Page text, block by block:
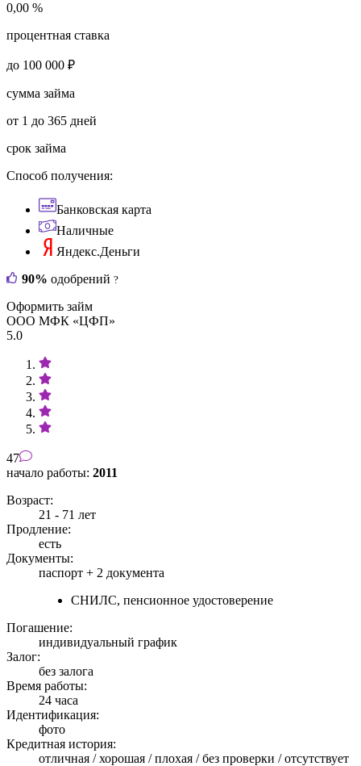
0,00 %
процентная ставка
до 100 000 ₽
сумма займа
от 1 до 365 дней
срок займа
Способ получения:
Банковская карта
Наличные
Яндекс.Деньги
90% одобрений ?
Оформить займ
ООО МФК «ЦФП»
5.0
47
начало работы: 2011
Возраст:
21 - 71 лет
Продление:
есть
Документы:
паспорт + 2 документа
СНИЛС, пенсионное удостоверение
Погашение:
индивидуальный график
Залог:
без залога
Время работы:
24 часа
Идентификация:
фото
Кредитная история:
отличная / хорошая / плохая / без проверки / отсутствует